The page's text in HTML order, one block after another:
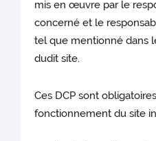
mis en œuvre par le
concerné et le
tel que mentionné dans
dudit site.
Ces DCP sont
fonctionnement du site